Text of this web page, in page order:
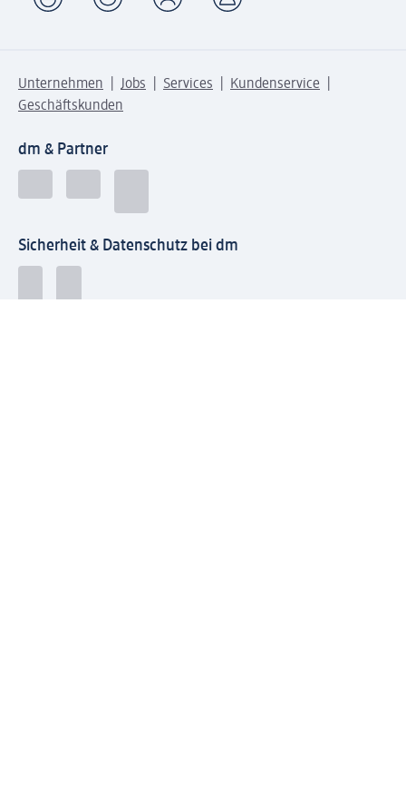
Unternehmen Jobs Services
Kundenservice
Geschäftskunden
dm & Partner
Sicherheit & Datenschutz bei dm